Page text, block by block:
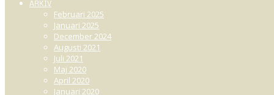
ARKIV
Februari 2025
Januari 2025
December 2024
Augusti 2021
Juli 2021
Maj 2020
April 2020
Januari 2020